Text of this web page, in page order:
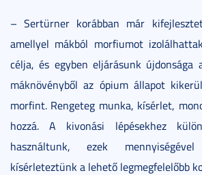
– Sertürner korábban már
amellyel mákból morfiumot
célja, és egyben eljárásunk
máknövényből az ópium állapot
morfint. Rengeteg munka, kísérlet,
hozzá. A kivonási lépésekhez
használtunk, ezek
kísérleteztünk a lehető legmegfelelőbb